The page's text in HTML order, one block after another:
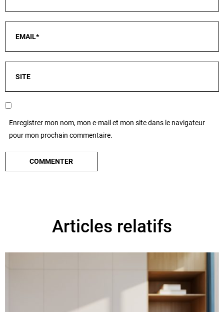
Enregistrer mon nom, mon e-mail et mon site dans le navigateur
pour mon prochain commentaire.
Articles relatifs